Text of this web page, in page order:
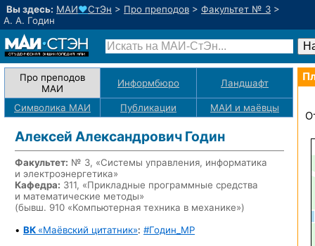
Вы здесь: МАИ♥СтЭн > Про преподов > Факультет № 3 >
А. А. Годин
Про преподов
МАИ
Информбюро Ландшафт
Символика МАИ Публикации МАИ и маёвцы
Алексей Александрович Годин
Факультет: № 3, «Системы управления, информатика
и электроэнергетика»
Кафедра: 311, «Прикладные программные средства
и математические методы»
(бывш. 910 «Компьютерная техника в механике»)
• ВК «Маёвский цитатник»: #Годин_MP